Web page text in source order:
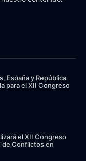
España y República
para el XII Congreso
el XII Congreso
de Conflictos en